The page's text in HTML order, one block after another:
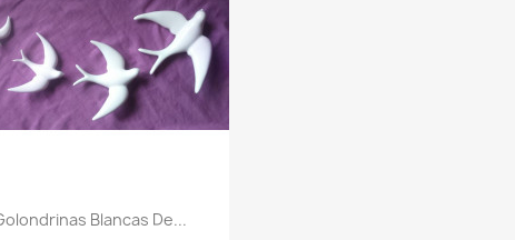
Blancas De...